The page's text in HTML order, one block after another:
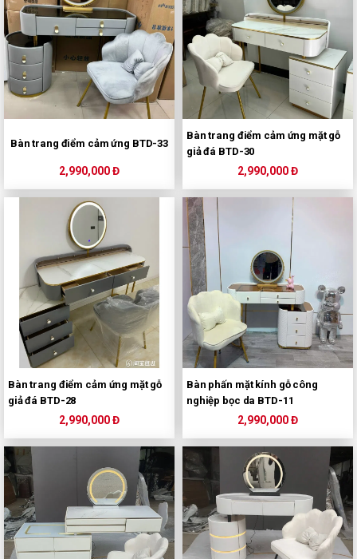
Bàn trang điểm cảm ứng BTD-33
2,990,000 Đ
Bàn trang điểm cảm ứng mặt gỗ
giả đá BTD-30
2,990,000 Đ
Bàn trang điểm cảm ứng mặt gỗ
giả đá BTD-28
2,990,000 Đ
Bàn phấn mặt kính gỗ công
nghiệp bọc da BTD-11
2,990,000 Đ